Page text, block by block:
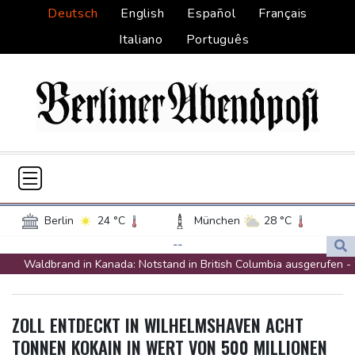
Deutsch English Español
Français
Italiano
Português
Berlin 24 °C München
28 °C
Frankfurt am Main
27 °C
Köln
26 °C Kiel
23 °C
--
Waldbrand in Kanada: Notstand in British Columbia ausgerufen -
ausbauen
ZOLL ENTDECKT IN WILHELMSHAVEN ACHT
TONNEN KOKAIN IN WERT VON 500 MILLIONEN